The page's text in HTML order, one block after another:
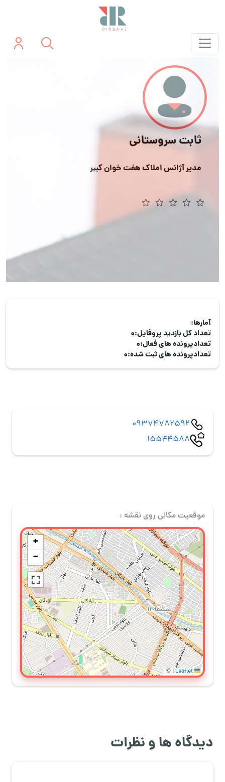
ثابت سروستانی
مدیر آژانس املاک هفت خوان کبیر
آمارها:
تعداد کل بازدید پروفایل:0
تعدادپرونده های فعال:0
تعدادپرونده های ثبت شده:0
09374782592
15544588
موقعیت مکانی روی نقشه :
+
−
|
©
دیدگاه ها و نظرات